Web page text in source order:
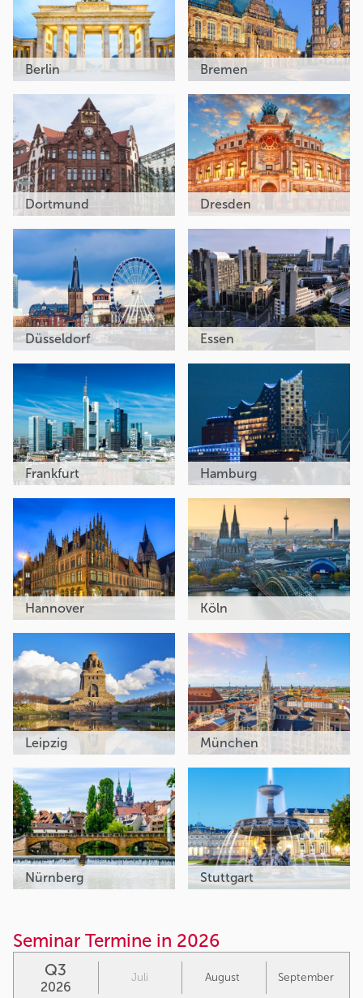
Berlin Bremen
Dortmund Dresden
Düsseldorf Essen
Frankfurt Hamburg
Hannover Köln
Leipzig München
Nürnberg Stuttgart
Seminar Termine in 2026
Q3
2026
Juli August September